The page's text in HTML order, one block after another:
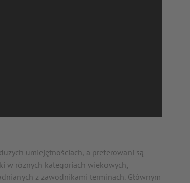
umiejętnościach, a preferowani są
w różnych kategoriach wiekowych,
z zawodnikami terminach. Głównym